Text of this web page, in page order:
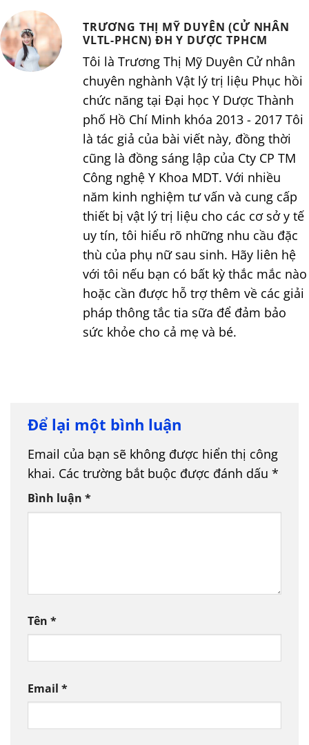
TRƯƠNG THỊ MỸ DUYÊN (CỬ NHÂN
VLTL-PHCN) ĐH Y DƯỢC TPHCM
Tôi là Trương Thị Mỹ Duyên Cử nhân
chuyên nghành Vật lý trị liệu Phục hồi
chức năng tại Đại học Y Dược Thành
phố Hồ Chí Minh khóa 2013 - 2017 Tôi
là tác giả của bài viết này, đồng thời
cũng là đồng sáng lập của Cty CP TM
Công nghệ Y Khoa MDT. Với nhiều
năm kinh nghiệm tư vấn và cung cấp
thiết bị vật lý trị liệu cho các cơ sở y tế
uy tín, tôi hiểu rõ những nhu cầu đặc
thù của phụ nữ sau sinh. Hãy liên hệ
với tôi nếu bạn có bất kỳ thắc mắc nào
hoặc cần được hỗ trợ thêm về các giải
pháp thông tắc tia sữa để đảm bảo
sức khỏe cho cả mẹ và bé.
Để lại một bình luận
Email của bạn sẽ không được hiển thị công
khai. Các trường bắt buộc được đánh dấu *
Bình luận *
Tên *
Email *